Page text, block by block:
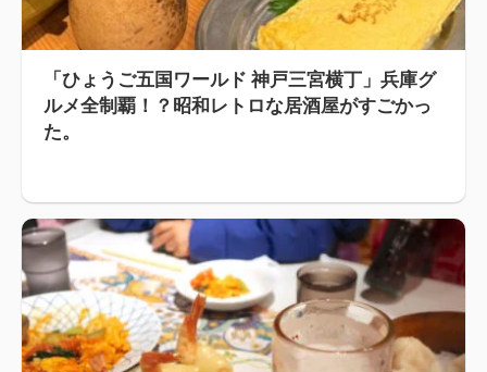
「ひょうご五国ワールド 神戸三宮横丁」兵庫グ
ルメ全制覇！？昭和レトロな居酒屋がすごかっ
た。